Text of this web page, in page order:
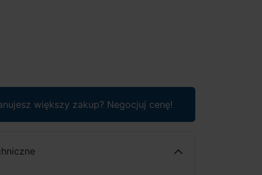
większy zakup? Negocjuj cenę!